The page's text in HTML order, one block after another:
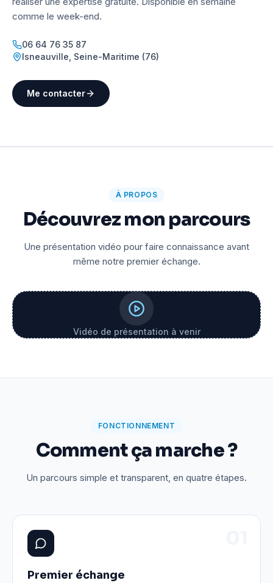
comme le week-end.
06 64 76 35 87
Isneauville Seine-Maritime (76)
Me contacter
À PROPOS
Découvrez mon parcours
Une présentation vidéo pour faire connaissance avant
même notre premier échange.
Vidéo de présentation à venir
FONCTIONNEMENT
Comment ça marche ?
Un parcours simple et transparent, en quatre étapes.
Premier échange